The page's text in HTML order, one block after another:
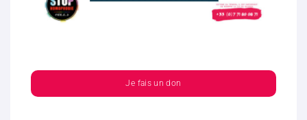
Je fais un don